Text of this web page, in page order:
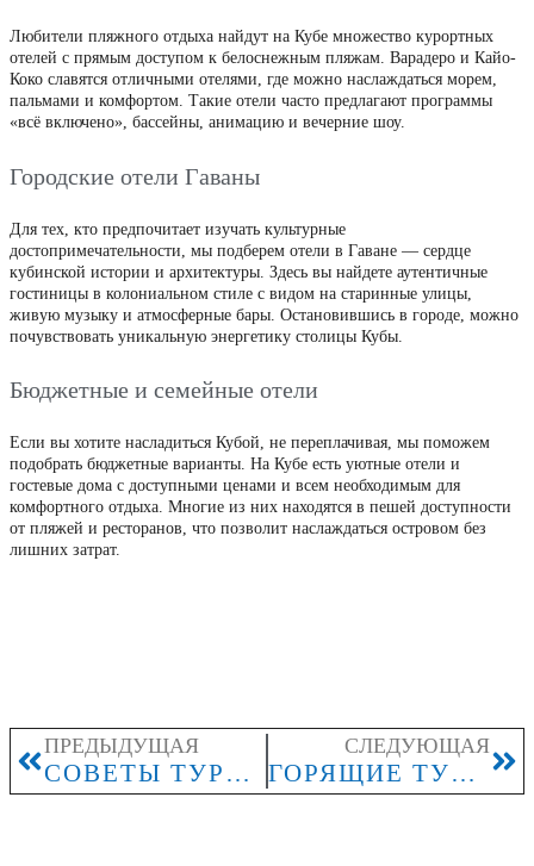
Любители пляжного отдыха найдут на Кубе множество курортных
отелей с прямым доступом к белоснежным пляжам. Варадеро и Кайо-
Коко славятся отличными отелями, где можно наслаждаться морем,
пальмами и комфортом. Такие отели часто предлагают программы
«всё включено», бассейны, анимацию и вечерние шоу.
Городские отели Гаваны
Для тех, кто предпочитает изучать культурные
достопримечательности, мы подберем отели в Гаване — сердце
кубинской истории и архитектуры. Здесь вы найдете аутентичные
гостиницы в колониальном стиле с видом на старинные улицы,
живую музыку и атмосферные бары. Остановившись в городе, можно
почувствовать уникальную энергетику столицы Кубы.
Бюджетные и семейные отели
Если вы хотите насладиться Кубой, не переплачивая, мы поможем
подобрать бюджетные варианты. На Кубе есть уютные отели и
гостевые дома с доступными ценами и всем необходимым для
комфортного отдыха. Многие из них находятся в пешей доступности
от пляжей и ресторанов, что позволит наслаждаться островом без
лишних затрат.
ПРЕДЫДУЩАЯ
СОВЕТЫ ТУРИСТАМ НА КУБЕ
СЛЕДУЮЩАЯ
ГОРЯЩИЕ ТУРЫ НА КУБУ